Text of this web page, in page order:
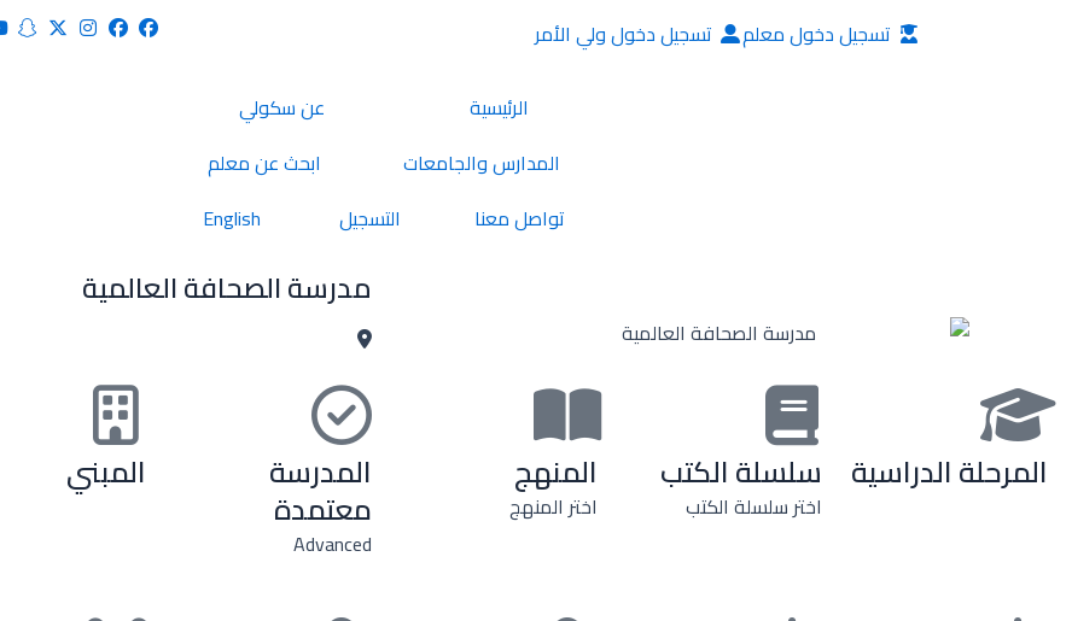
تسجيل دخول معلم تسجيل دخول ولي الأمر
الرئيسية
عن سكولي
المدارس والجامعات
ابحث عن معلم
تواصل معنا
التسجيل English
مدرسة الصحافة العالمية
المرحلة الدراسية سلسلة الكتب
اختر سلسلة الكتب
المنهج
اختر المنهج
المدرسة
معتمدة
Advanced
المبني